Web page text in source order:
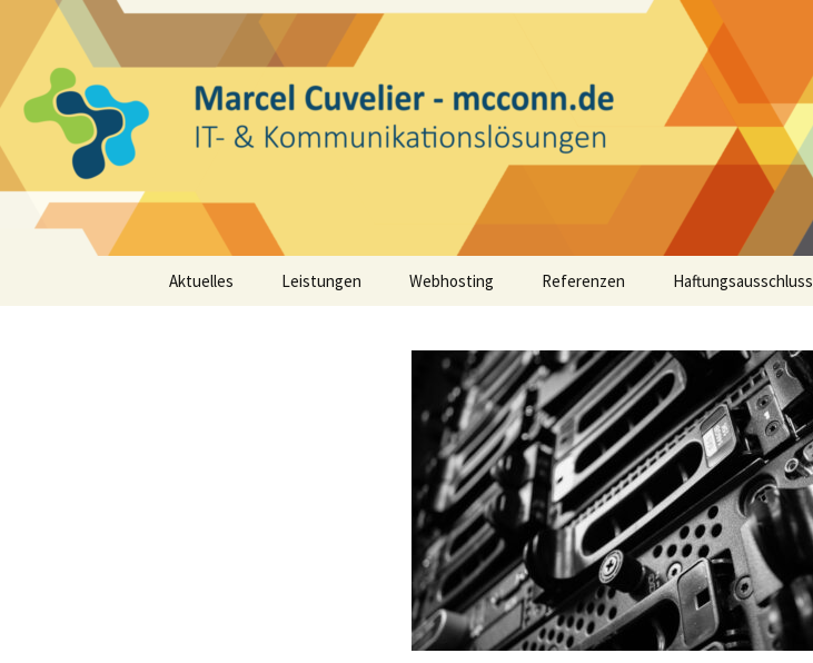
Inhalt
springen
mcconn.de
IT- und Kommunikationsdienstleistungen
Aktuelles Leistungen Webhosting Referenzen Haftungsausschluss